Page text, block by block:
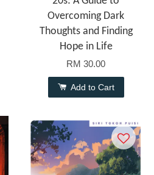
Overcoming Dark
Thoughts and Finding
Hope in Life
RM 30.00
Add to Cart